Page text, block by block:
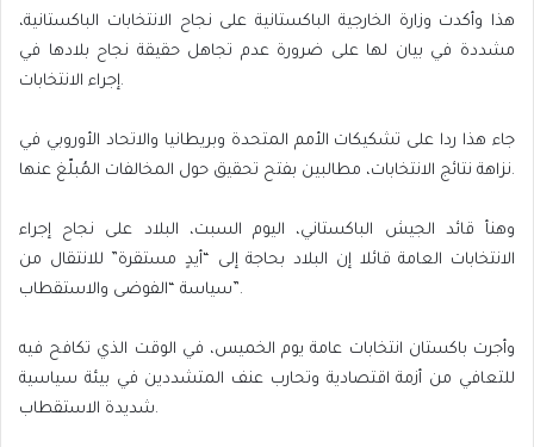
هذا وأكدت وزارة الخارجية الباكستانية على نجاح الانتخابات الباكستانية،
مشددة في بيان لها على ضرورة عدم تجاهل حقيقة نجاح بلادها في
إجراء الانتخابات.
جاء هذا ردا على تشكيكات الأمم المتحدة وبريطانيا والاتحاد الأوروبي في
نزاهة نتائج الانتخابات، مطالبين بفتح تحقيق حول المخالفات المُبلّغ عنها.
وهنأ قائد الجيش الباكستاني، اليوم السبت، البلاد على نجاح إجراء
الانتخابات العامة قائلا إن البلاد بحاجة إلى “أيدٍ مستقرة” للانتقال من
سياسة “الفوضى والاستقطاب”.
وأجرت باكستان انتخابات عامة يوم الخميس، في الوقت الذي تكافح فيه
للتعافي من أزمة اقتصادية وتحارب عنف المتشددين في بيئة سياسية
شديدة الاستقطاب.